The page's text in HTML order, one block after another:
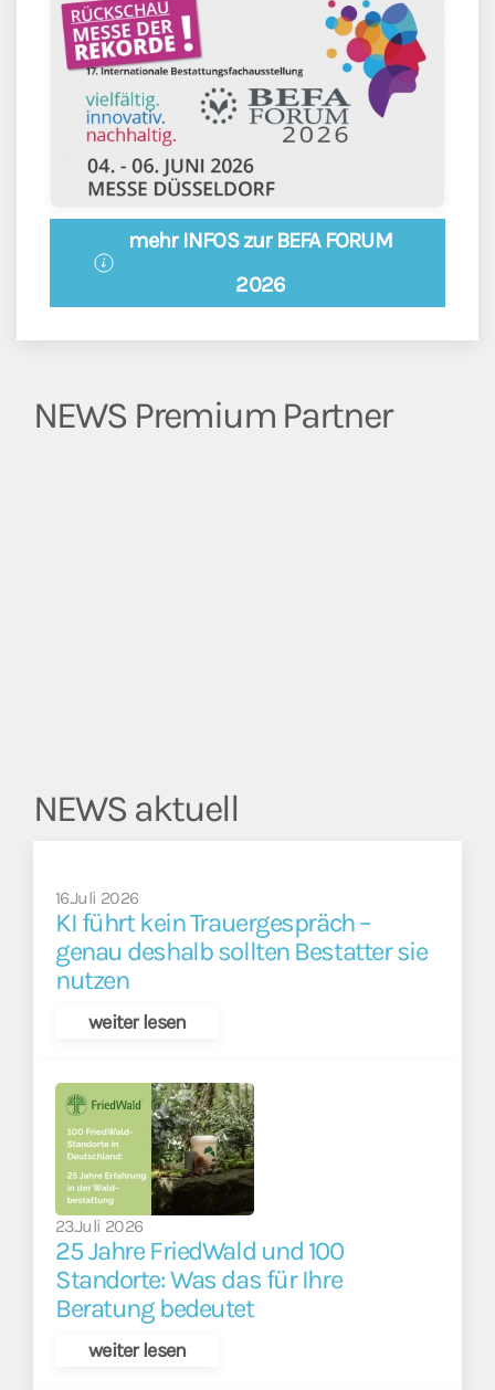
mehr INFOS zur BEFA FORUM
2026
NEWS Premium Partner
NEWS aktuell
16.Juli 2026
KI führt kein Trauergespräch –
genau deshalb sollten Bestatter sie
nutzen
weiter lesen
23.Juli 2026
25 Jahre FriedWald und 100
Standorte: Was das für Ihre
Beratung bedeutet
weiter lesen